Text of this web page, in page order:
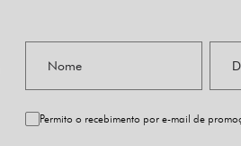
Permito o recebimento por e-mail de